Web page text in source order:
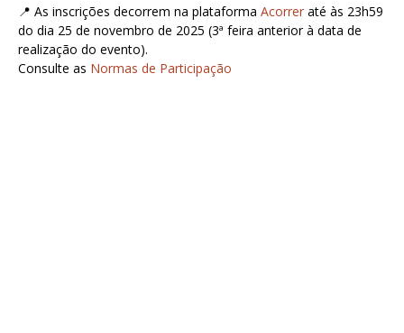
📍 As inscrições decorrem na plataforma Acorrer até às 23h59
do dia 25 de novembro de 2025 (3ª feira anterior à data de
realização do evento).
Consulte as Normas de Participação